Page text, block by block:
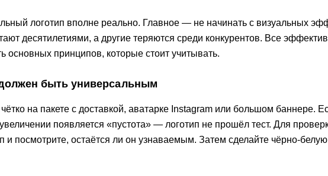
логотип вполне реально. Главное — не начинать с визуальных
десятилетиями, а другие теряются среди конкурентов. Все
принципов, которые стоит учитывать.
быть универсальным
на пакете с доставкой, аватарке Instagram или большом баннере.
появляется «пустота» — логотип не прошёл тест. Для
и посмотрите, остаётся ли он узнаваемым. Затем сделайте чёрно-